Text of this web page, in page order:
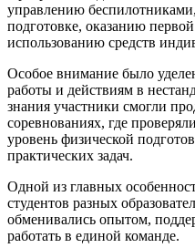
управлению
подготовке, оказанию
использованию средств
Особое внимание было
работы и действиям в
знания участники смогли
соревнованиях, где
уровень физической
практических задач.
Одной из главных
студентов разных
обменивались опытом,
работать в единой команде.